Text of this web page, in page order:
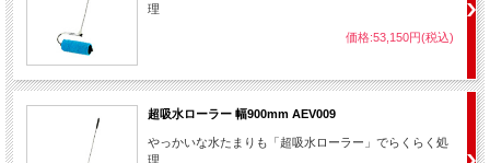
理
価格:53,150円(税込)
超吸水ローラー 幅900mm AEV009
やっかいな水たまりも「超吸水ローラー」でらくらく処
理